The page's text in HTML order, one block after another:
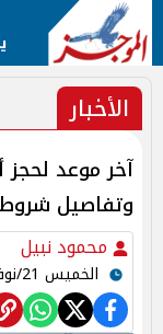
الأخبار
آخر موعد لحجز
وتفاصيل
محمود نبيل
الخميس 21/نوفمبر/2024 - 02:15 ص